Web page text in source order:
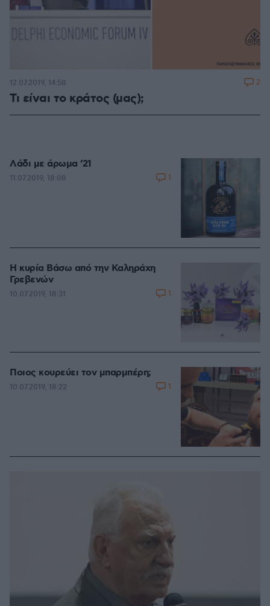
Τι είναι το κράτος (μας);
12.07.2019, 14:58 2
Λάδι με άρωμα '21
11.07.2019, 18:08 1
Η κυρία Βάσω από την Καληράχη
Γρεβενών
10.07.2019, 18:31 1
Ποιος κουρεύει τον μπαρμπέρη;
10.07.2019, 18:22 1